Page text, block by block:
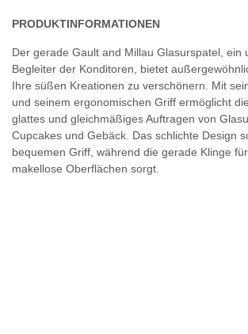
PRODUKTINFORMATIONEN
Der gerade Gault and Millau Glasurspatel, ein
Begleiter der Konditoren, bietet
Ihre süßen Kreationen zu verschönern. Mit
und seinem ergonomischen Griff ermöglicht
glattes und gleichmäßiges Auftragen von
Cupcakes und Gebäck. Das schlichte Design
bequemen Griff, während die gerade Klinge
makellose Oberflächen sorgt.